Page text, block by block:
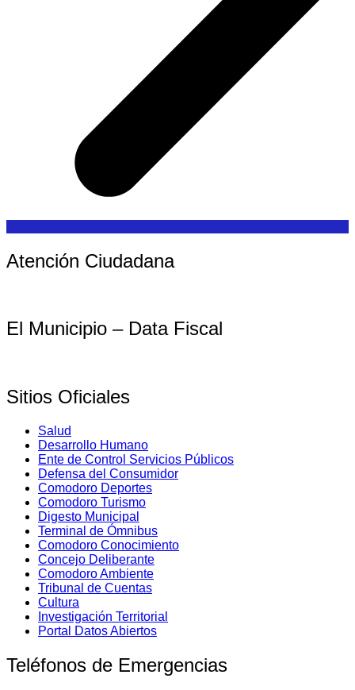
Atención Ciudadana
El Municipio – Data Fiscal
Sitios Oficiales
Salud
Desarrollo Humano
Ente de Control Servicios Públicos
Defensa del Consumidor
Comodoro Deportes
Comodoro Turismo
Digesto Municipal
Terminal de Ómnibus
Comodoro Conocimiento
Concejo Deliberante
Comodoro Ambiente
Tribunal de Cuentas
Cultura
Investigación Territorial
Portal Datos Abiertos
Teléfonos de Emergencias